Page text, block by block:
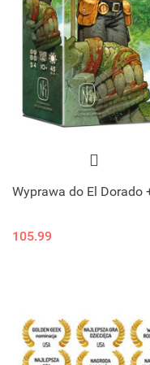
Wyprawa do El Dorado
105.99